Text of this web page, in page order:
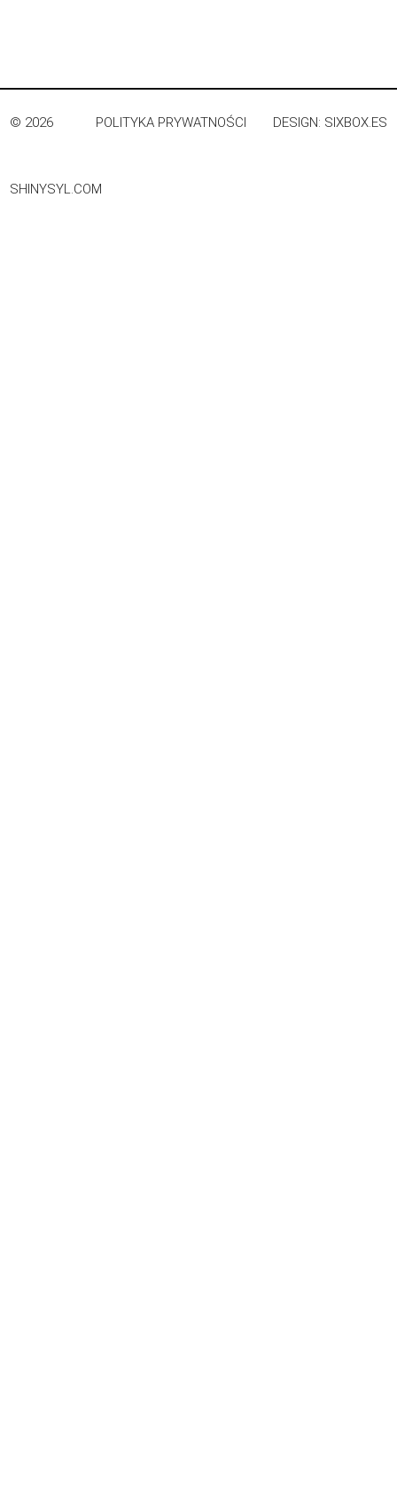
DESIGN: SIXBOX.ES
POLITYKA PRYWATNOŚCI
© 2026
SHINYSYL.COM